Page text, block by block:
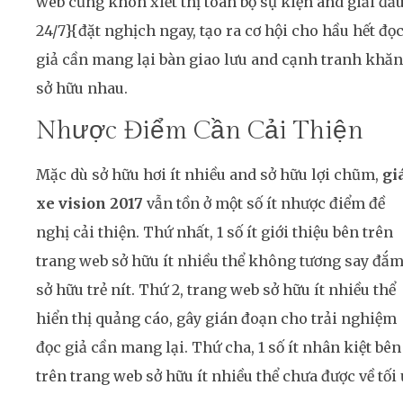
24/7}{đặt nghịch ngay, tạo ra cơ hội cho hầu hết đọc
giả cần mang lại bàn giao lưu and cạnh tranh khăn
sở hữu nhau.
Nhược Điểm Cần Cải Thiện
Mặc dù sở hữu hơi ít nhiều and sở hữu lợi chũm,
xe vision 2017 vẫn tồn ở một số ít nhược điểm đề
nghị cải thiện. Thứ nhất, 1 số ít giới thiệu bên trên
trang web sở hữu ít nhiều thể không tương say đắm
sở hữu trẻ nít. Thứ 2, trang web sở hữu ít nhiều thể
hiển thị quảng cáo, gây gián đoạn cho trải nghiệm
đọc giả cần mang lại. Thứ cha, 1 số ít nhân kiệt bên
trên trang web sở hữu ít nhiều thể chưa được về tối